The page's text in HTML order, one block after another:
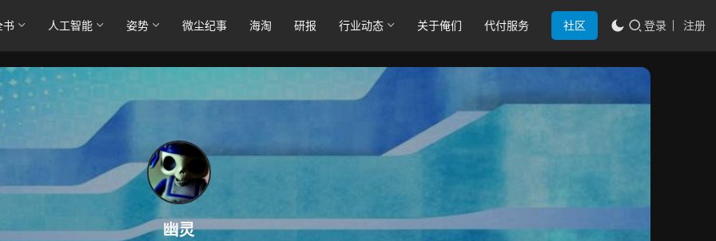
书 人工智能 姿势 微尘纪事 海淘 研报 行业动态 关于俺们 代付服务 社区 登录 注册
幽灵